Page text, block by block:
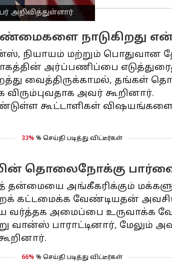
அறிவித்துள்ளார்
நாடுகிறது
நியாயம் மற்றும்
அர்ப்பணிப்பை
வைத்திருக்காமல், தங்கள்
அவர் கூறினார்.
கூட்டாளிகள்
33% % செய்தி படித்து விட்டீர்கள்
தொலைநோக்கு
தன்மையை அங்கீகரிக்கும்
கட்டமைக்க வேண்டியதன்
வர்த்தக அமைப்பை உருவாக்க
பாராட்டினார், மேலும்
66% % செய்தி படித்து விட்டீர்கள்